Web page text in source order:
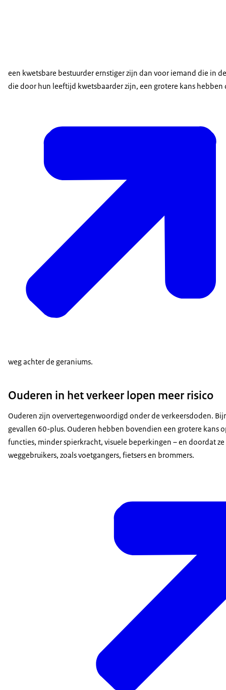
een kwetsbare bestuurder ernstiger zijn dan voor iemand die in
die door hun leeftijd kwetsbaarder zijn, een grotere kans
weg achter de geraniums.
Ouderen in het verkeer lopen meer risico
Ouderen zijn oververtegenwoordigd onder de verkeersdoden.
gevallen 60-plus. Ouderen hebben bovendien een grotere kans
functies, minder spierkracht, visuele beperkingen – en doordat
weggebruikers, zoals voetgangers, fietsers en brommers.